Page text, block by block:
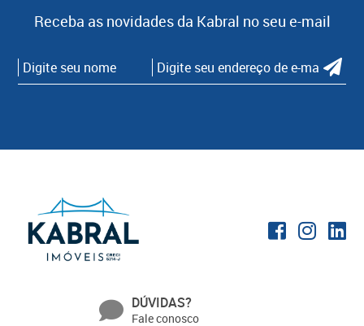
Receba as novidades da Kabral no seu e-mail
DÚVIDAS?
Fale conosco